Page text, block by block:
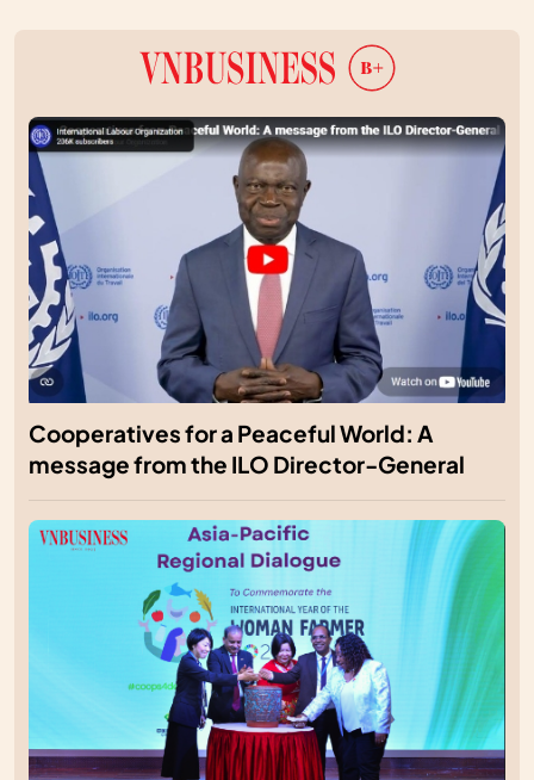
Cooperatives for a Peaceful World: A
message from the ILO Director-General